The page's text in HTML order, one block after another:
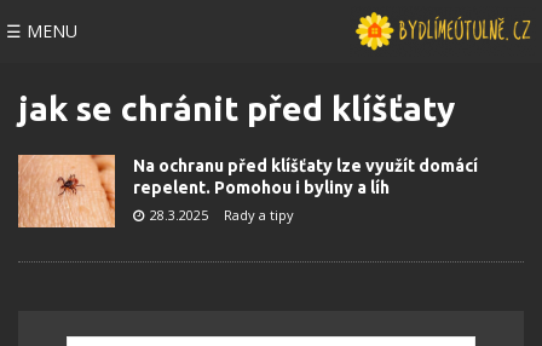
☰ MENU
jak se chránit před klíšťaty
Na ochranu před klíšťaty lze využít domácí
repelent. Pomohou i byliny a líh
28.3.2025 Rady a tipy